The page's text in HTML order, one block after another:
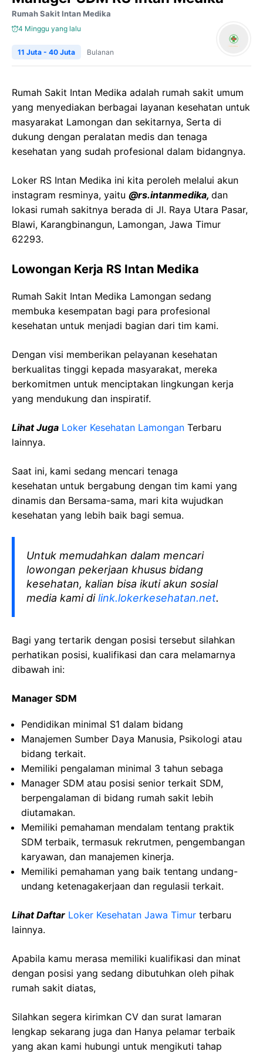
Rumah Sakit Intan Medika
4 Minggu yang lalu
11 Juta - 40 Juta Bulanan
Rumah Sakit Intan Medika adalah rumah sakit umum
yang menyediakan berbagai layanan kesehatan untuk
masyarakat Lamongan dan sekitarnya, Serta di
dukung dengan peralatan medis dan tenaga
kesehatan yang sudah profesional dalam bidangnya.
Loker RS Intan Medika ini kita peroleh melalui akun
instagram resminya, yaitu @rs.intanmedika, dan
lokasi rumah sakitnya berada di Jl. Raya Utara Pasar,
Blawi, Karangbinangun, Lamongan, Jawa Timur
62293.
Lowongan Kerja RS Intan Medika
Rumah Sakit Intan Medika Lamongan sedang
membuka kesempatan bagi para profesional
kesehatan untuk menjadi bagian dari tim kami.
Dengan visi memberikan pelayanan kesehatan
berkualitas tinggi kepada masyarakat, mereka
berkomitmen untuk menciptakan lingkungan kerja
yang mendukung dan inspiratif.
Lihat Juga Loker Kesehatan Lamongan Terbaru
lainnya.
Saat ini, kami sedang mencari tenaga
kesehatan untuk bergabung dengan tim kami yang
dinamis dan Bersama-sama, mari kita wujudkan
kesehatan yang lebih baik bagi semua.
Untuk memudahkan dalam mencari
lowongan pekerjaan khusus bidang
kesehatan, kalian bisa ikuti akun sosial
media kami dilink.lokerkesehatan.net.
Bagi yang tertarik dengan posisi tersebut silahkan
perhatikan posisi, kualifikasi dan cara melamarnya
dibawah ini:
Manager SDM
Pendidikan minimal S1 dalam bidang
Manajemen Sumber Daya Manusia, Psikologi atau
bidang terkait.
Memiliki pengalaman minimal 3 tahun sebaga
Manager SDM atau posisi senior terkait SDM,
berpengalaman di bidang rumah sakit lebih
diutamakan.
Memiliki pemahaman mendalam tentang praktik
SDM terbaik, termasuk rekrutmen, pengembangan
karyawan, dan manajemen kinerja.
Memiliki pemahaman yang baik tentang undang-
undang ketenagakerjaan dan regulasii terkait.
Lihat Daftar Loker Kesehatan Jawa Timur terbaru
lainnya.
Apabila kamu merasa memiliki kualifikasi dan minat
dengan posisi yang sedang dibutuhkan oleh pihak
rumah sakit diatas,
Silahkan segera kirimkan CV dan surat lamaran
lengkap sekarang juga dan Hanya pelamar terbaik
yang akan kami hubungi untuk mengikuti tahap